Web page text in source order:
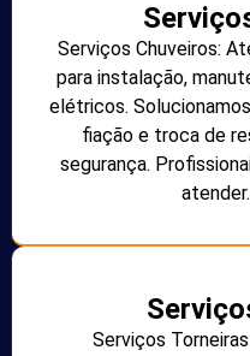
Serviços Chuveiros:
para instalação,
elétricos.
fiação e troca de
segurança.
Serviços